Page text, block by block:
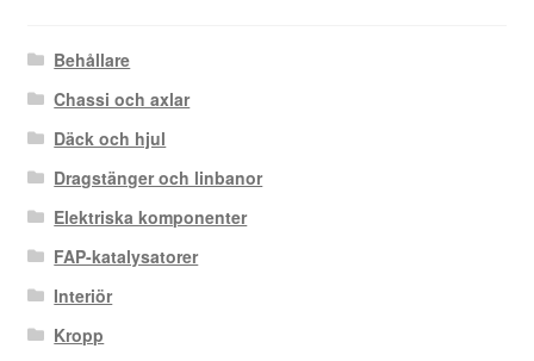
Behållare
Chassi och axlar
Däck och hjul
Dragstänger och linbanor
Elektriska komponenter
FAP-katalysatorer
Interiör
Kropp